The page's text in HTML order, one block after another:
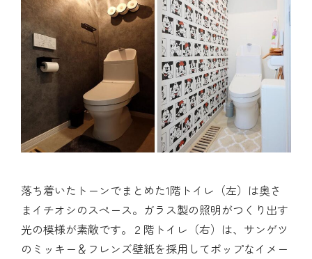
落ち着いたトーンでまとめた1階トイレ（左）は奥さ
まイチオシのスペース。ガラス製の照明がつくり出す
光の模様が素敵です。２階トイレ（右）は、サンゲツ
のミッキー＆フレンズ壁紙を採用してポップなイメー